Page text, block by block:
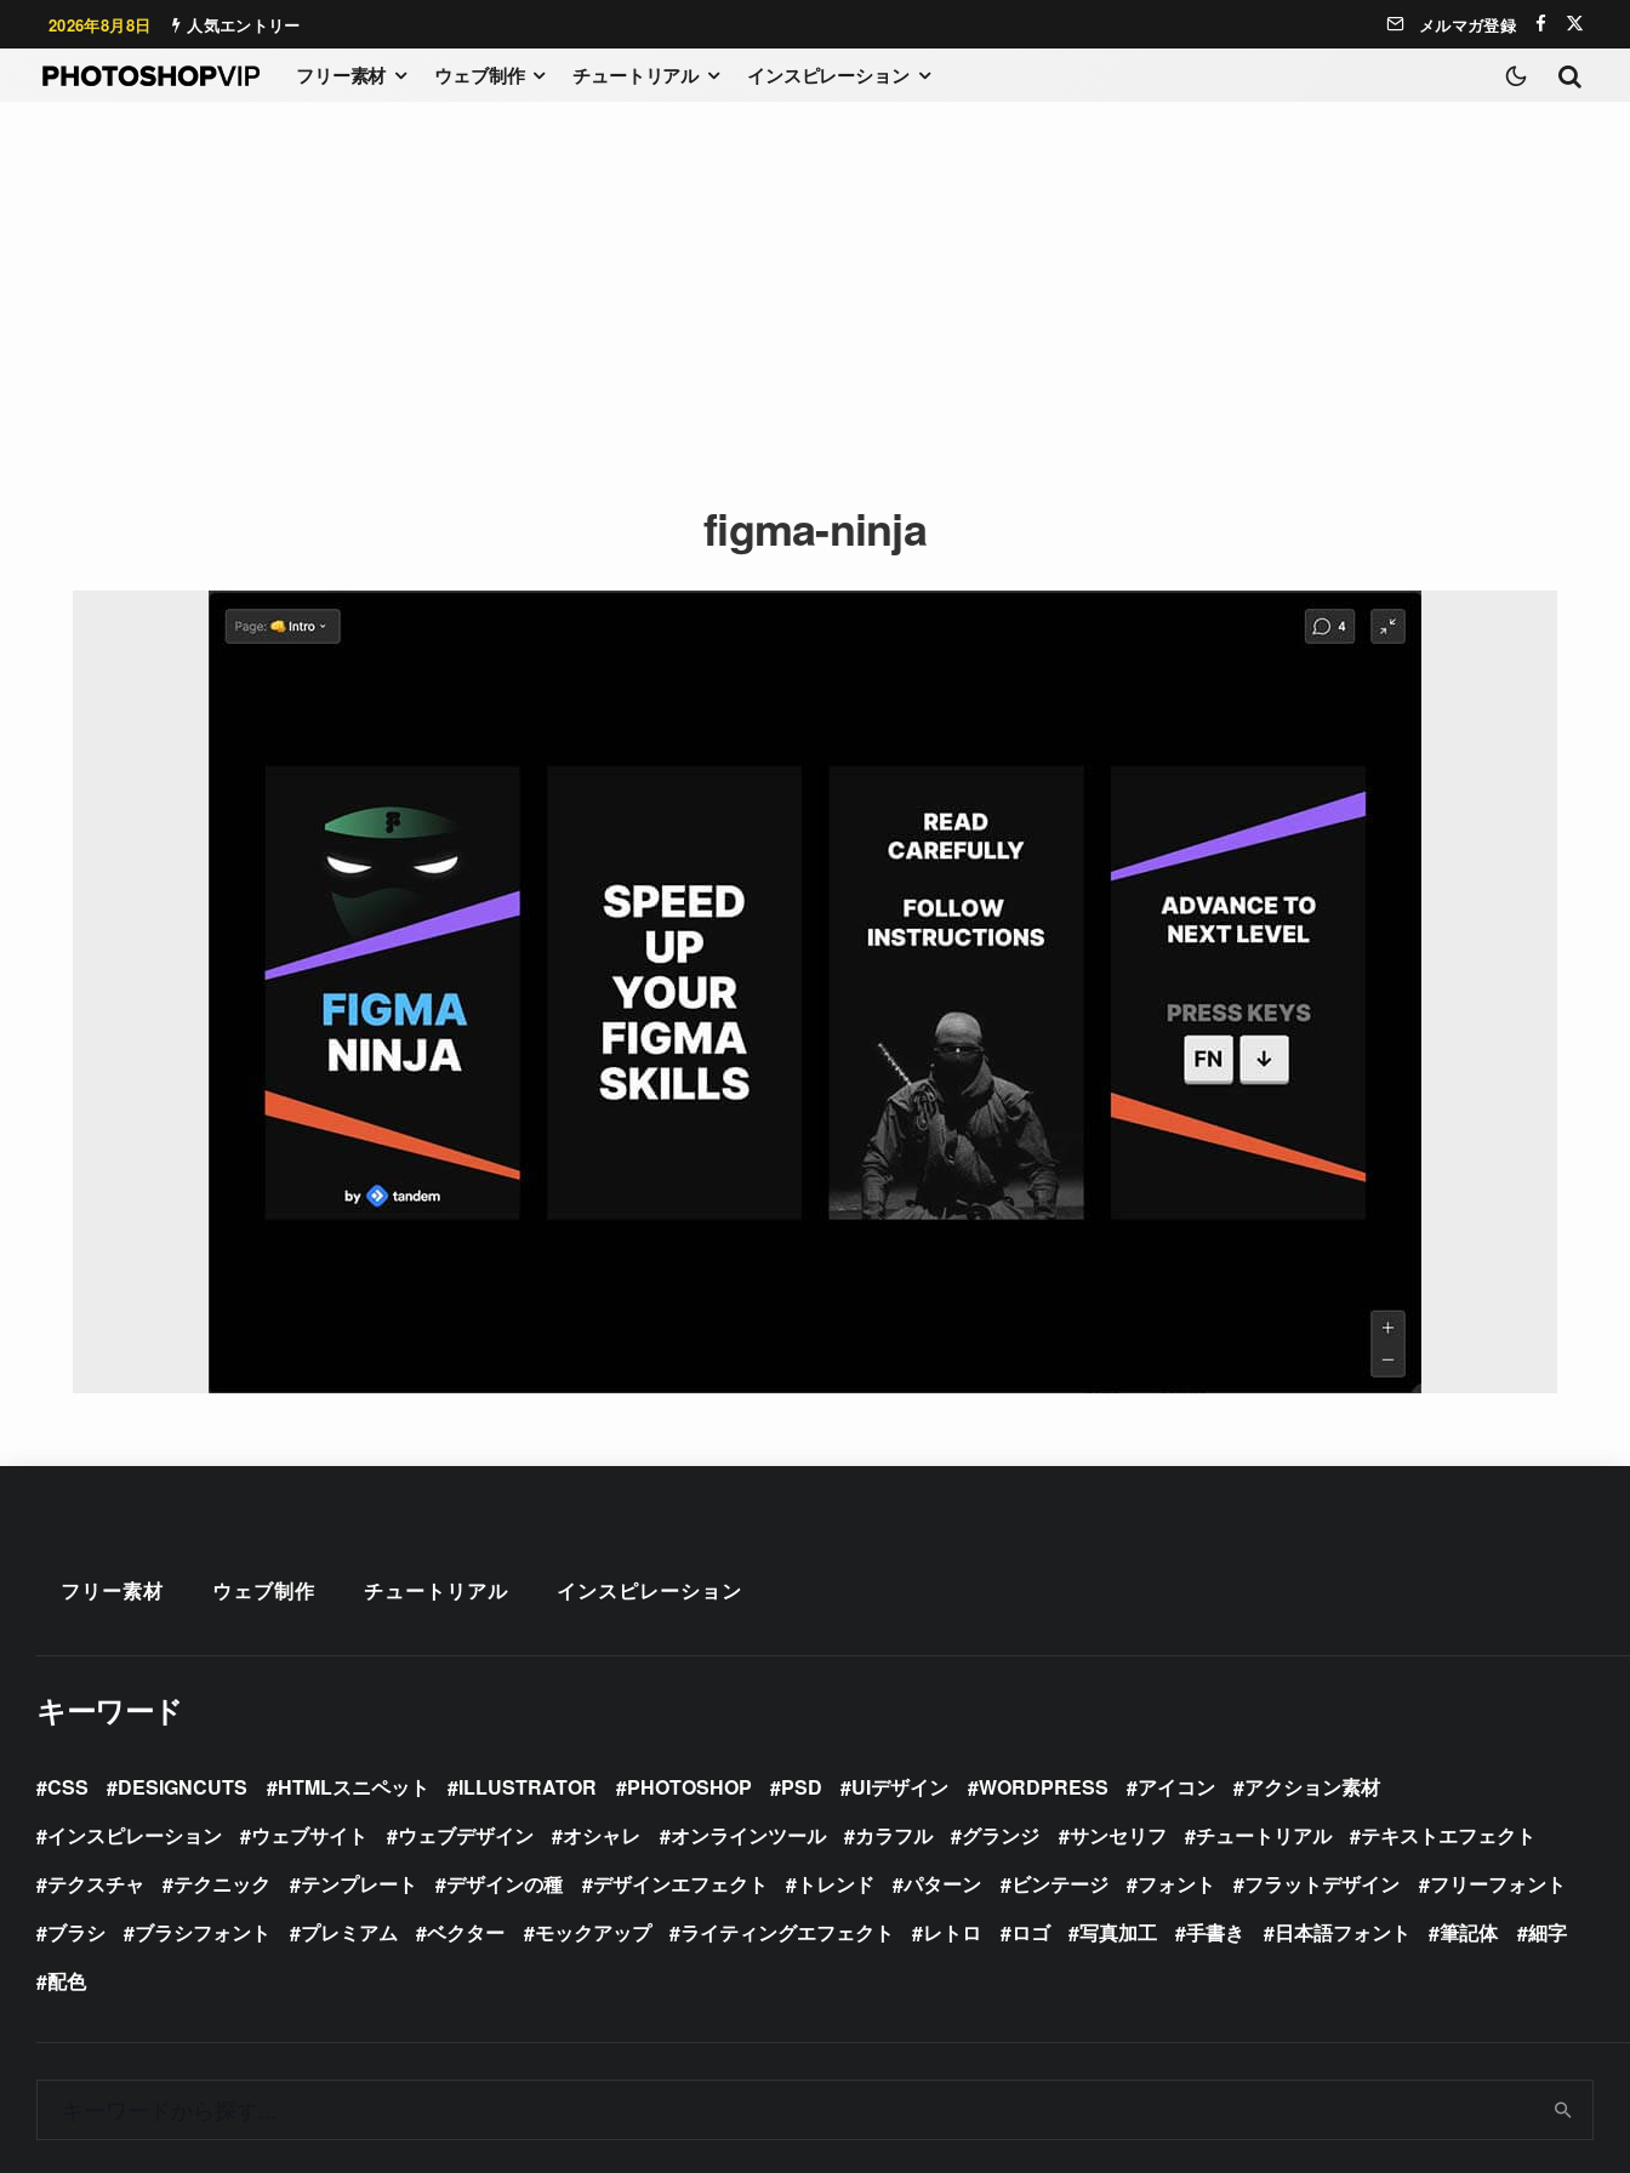
2026年8月8日 人気エントリー メルマガ登録
フリー素材 ウェブ制作 チュートリアル インスピレーション
figma-ninja
フリー素材 ウェブ制作 チュートリアル インスピレーション
キーワード
CSS DESIGNCUTS HTMLスニペット ILLUSTRATOR PHOTOSHOP PSD UIデザイン WORDPRESS アイコン
アクション素材
インスピレーション
ウェブサイト ウェブデザイン オシャレ オンラインツール カラフル グランジ サンセリフ チュートリアル
テキストエフェクト
テクスチャ
テクニック テンプレート デザインの種 デザインエフェクト トレンド パターン ビンテージ フォント フラットデザイン
フリーフォント
ブラシ
ブラシフォント プレミアム ベクター モックアップ ライティングエフェクト レトロ ロゴ 写真加工 手書き 日本語フォント 筆記体
細字
配色